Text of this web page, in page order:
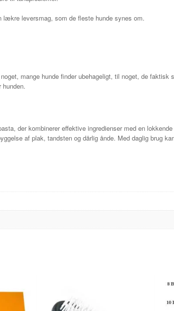
leversmag, som de fleste hunde synes om.
mange hunde finder ubehageligt, til noget, de
hunden.
der kombinerer effektive ingredienser med en
af plak, tandsten og dårlig ånde. Med daglig brug